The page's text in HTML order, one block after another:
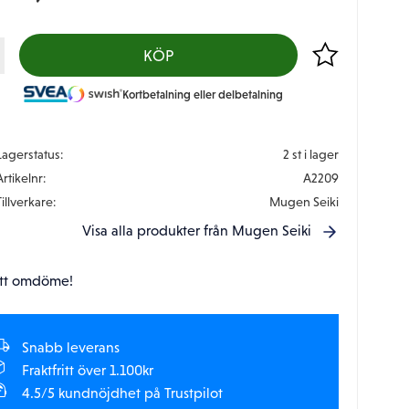
KÖP Lägg till i
Kortbetalning eller delbetalning
2 st i lager
A2209
Mugen Seiki
Visa alla produkter från Mugen Seiki
omdöme!
Snabb leverans
Fraktfritt över 1.100kr
4.5/5 kundnöjdhet på Trustpilot